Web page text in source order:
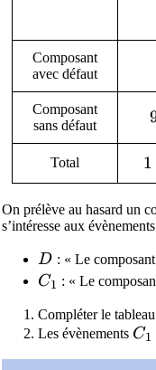
Composant
avec défaut
Composant
sans défaut
Total 1
On prélève au hasard un
s’intéresse aux
D
D : « Le
C_1
C1 : « Le
Compléter le
Les évènements C1